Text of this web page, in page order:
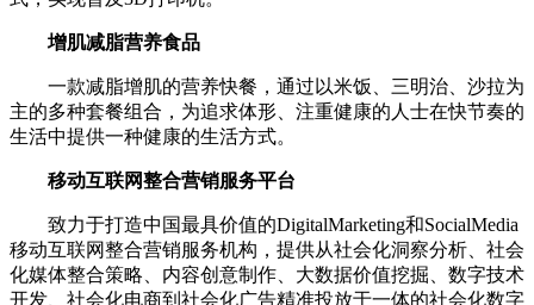
增肌减脂营养食品
一款减脂增肌的营养快餐，通过以米饭、三明治、沙拉为
主的多种套餐组合，为追求体形、注重健康的人士在快节奏的
生活中提供一种健康的生活方式。
移动互联网整合营销服务平台
致力于打造中国最具价值的DigitalMarketing和SocialMedia
移动互联网整合营销服务机构，提供从社会化洞察分析、社会
化媒体整合策略、内容创意制作、大数据价值挖掘、数字技术
开发、社会化电商到社会化广告精准投放于一体的社会化数字